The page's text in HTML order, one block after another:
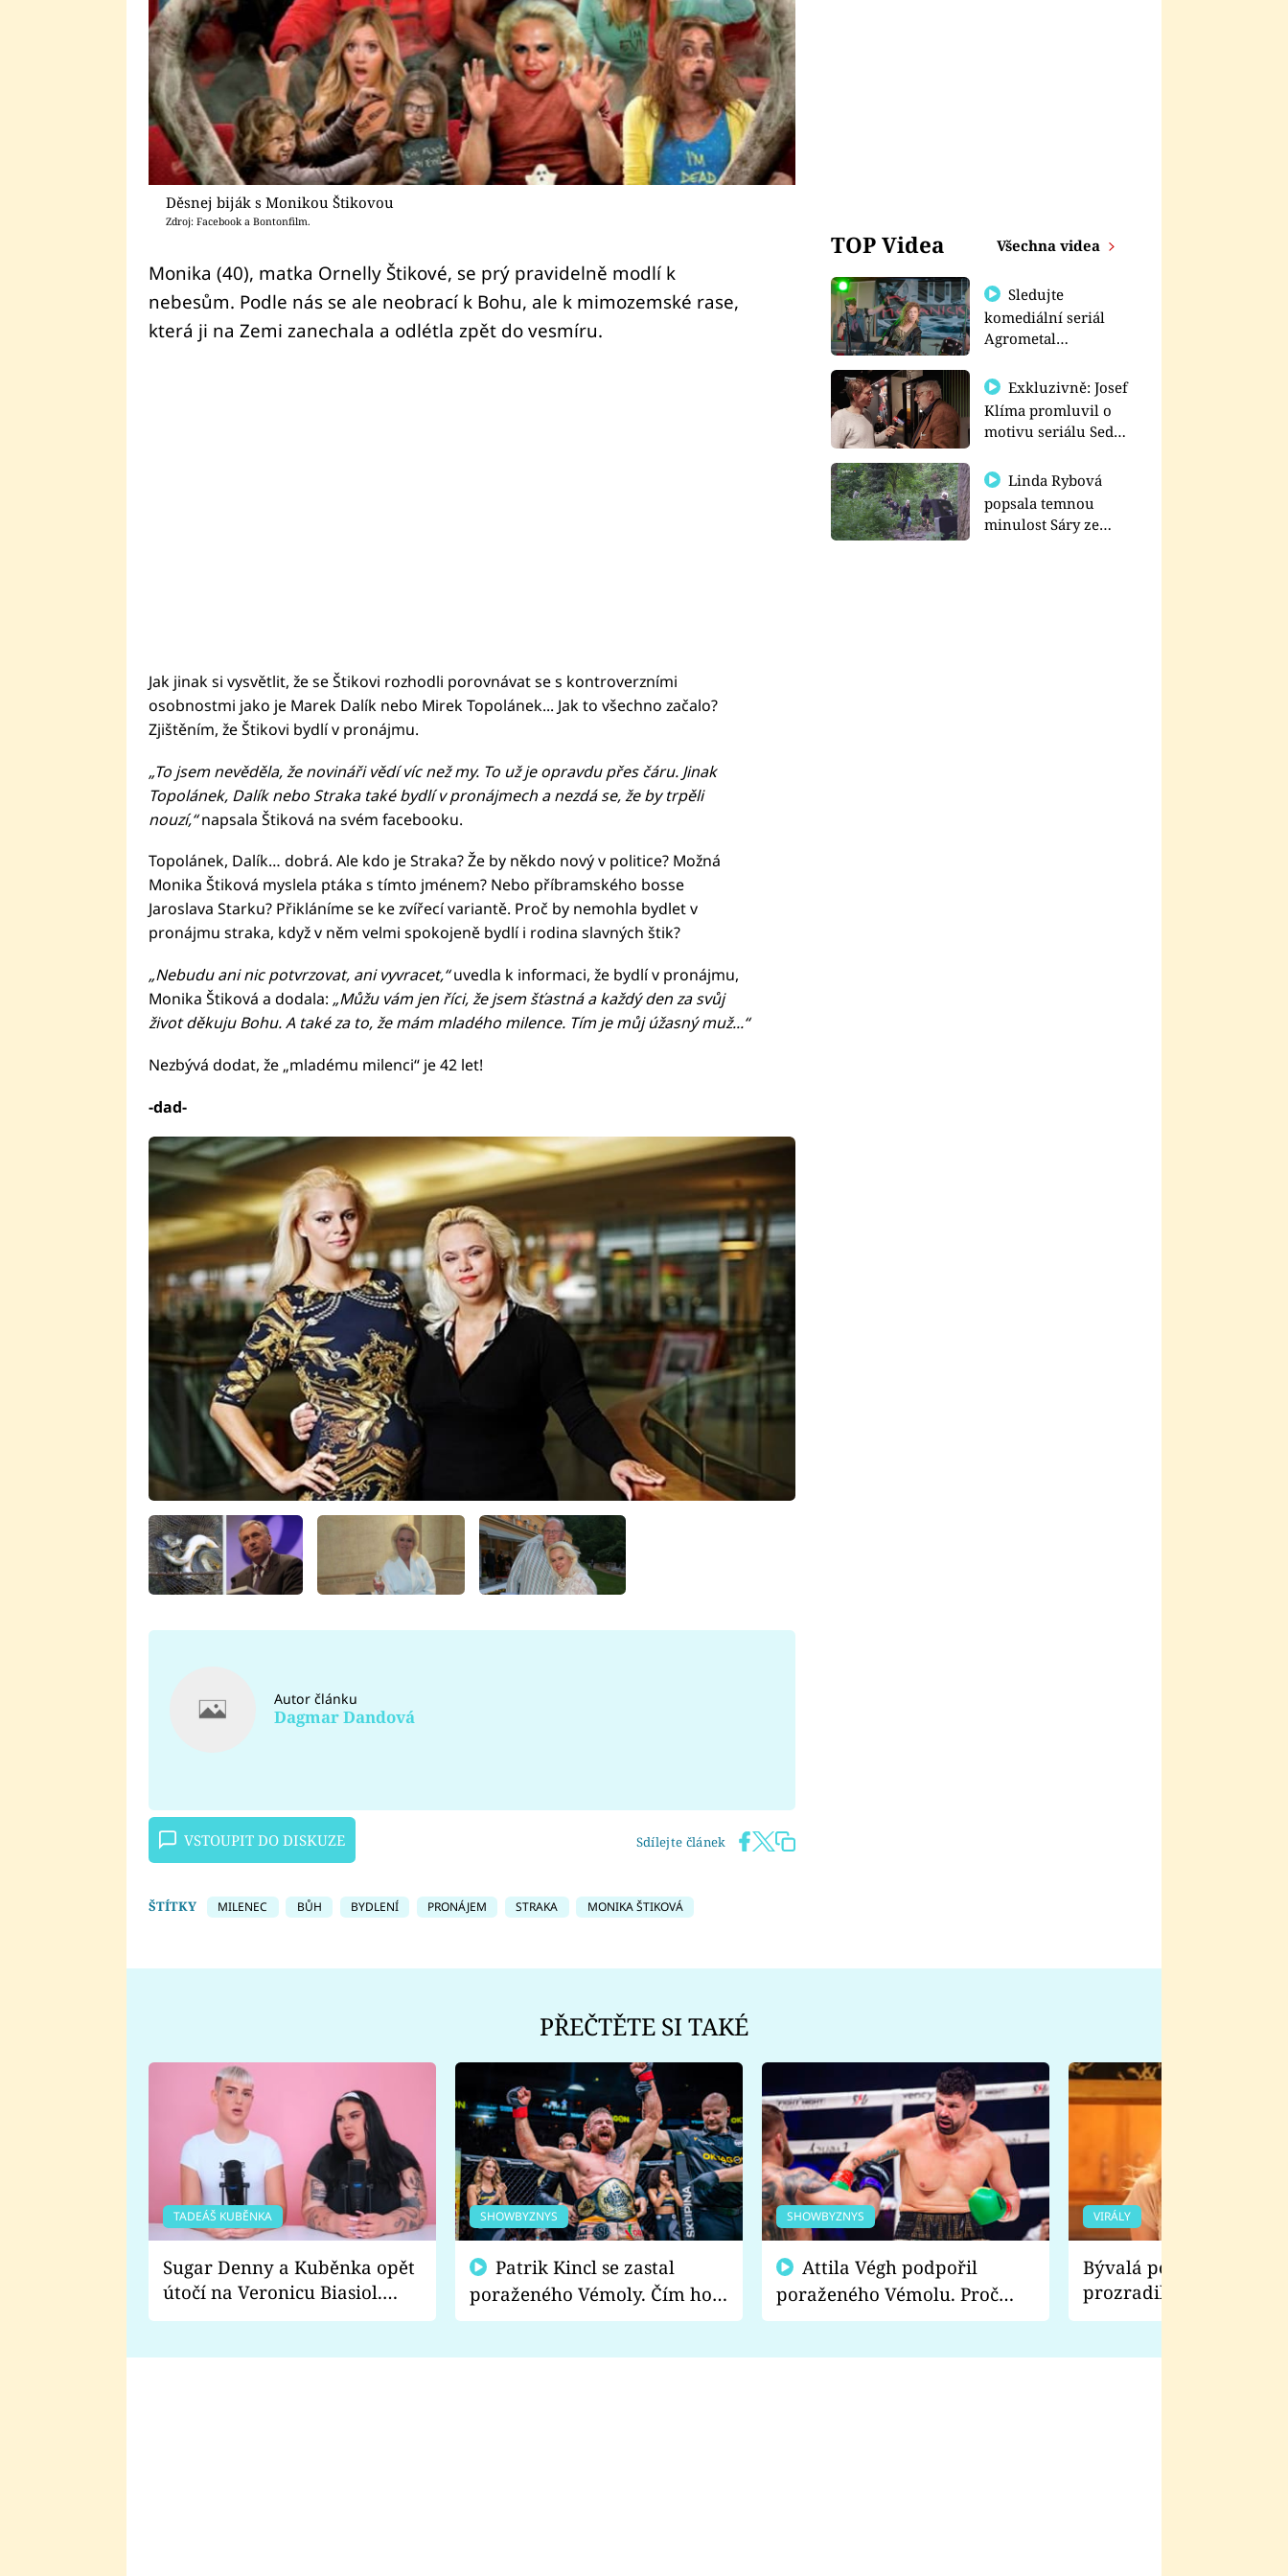
Děsnej biják s Monikou Štikovou
Zdroj: Facebook a Bontonfilm.
Monika (40), matka Ornelly Štikové, se prý pravidelně modlí k
nebesům. Podle nás se ale neobrací k Bohu, ale k mimozemské rase,
která ji na Zemi zanechala a odlétla zpět do vesmíru.
Jak jinak si vysvětlit, že se Štikovi rozhodli porovnávat se s kontroverzními
osobnostmi jako je Marek Dalík nebo Mirek Topolánek... Jak to všechno začalo?
Zjištěním, že Štikovi bydlí v pronájmu.
„To jsem nevěděla, že novináři vědí víc než my. To už je opravdu přes čáru. Jinak
Topolánek, Dalík nebo Straka také bydlí v pronájmech a nezdá se, že by trpěli
nouzí,“napsala Štiková na svém facebooku.
Topolánek, Dalík… dobrá. Ale kdo je Straka? Že by někdo nový v politice? Možná
Monika Štiková myslela ptáka s tímto jménem? Nebo příbramského bosse
Jaroslava Starku? Přikláníme se ke zvířecí variantě. Proč by nemohla bydlet v
pronájmu straka, když v něm velmi spokojeně bydlí i rodina slavných štik?
„Nebudu ani nic potvrzovat, ani vyvracet,“uvedla k informaci, že bydlí v pronájmu,
Monika Štiková a dodala: „Můžu vám jen říci, že jsem šťastná a každý den za svůj
život děkuju Bohu. A také za to, že mám mladého milence. Tím je můj úžasný muž...“
Nezbývá dodat, že „mladému milenci“ je 42 let!
-dad-
Autor článku
Dagmar Dandová
VSTOUPIT DO DISKUZE Sdílejte článek
ŠTÍTKY MILENEC BŮH BYDLENÍ PRONÁJEM STRAKA MONIKA ŠTIKOVÁ
TOP Videa Všechna videa
Sledujte
komediální seriál
Agrometal
prima+
Exkluzivně: Josef
Klíma promluvil o
motivu seriálu Sedm
Linda Rybová
popsala temnou
minulost Sáry ze
PŘEČTĚTE SI TAKÉ
TADEÁŠ KUBĚNKA
Sugar Denny a Kuběnka opět
útočí na Veronicu Biasiol.
Proč je podle nich falešná a
SHOWBYZNYS
poraženého Vémoly. Čím ho
fanoušci naštvali?
SHOWBYZNYS
poraženého Vémolu. Proč
chce raději zápasit s ním než
VIRÁLY
Bývalá pornoherečka
prozradila, co ji
natáčení Euforie.